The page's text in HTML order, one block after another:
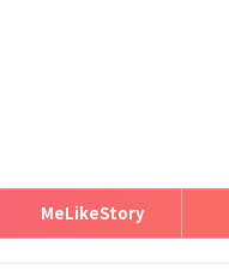
MeLikeStory